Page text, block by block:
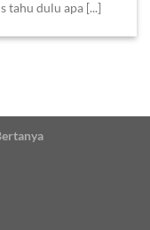
tahu dulu apa [...]